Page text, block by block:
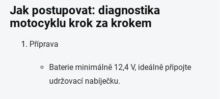
Jak postupovat: diagnostika
motocyklu krok za krokem
Příprava
Baterie minimálně 12,4 V, ideálně připojte
udržovací nabíječku.